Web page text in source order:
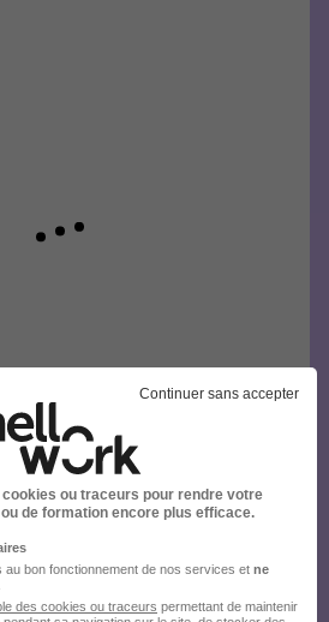
Continuer sans accepter
ou traceurs pour rendre votre
de formation encore plus efficace.
bon fonctionnement de nos services et ne
des cookies ou traceurs permettant de maintenir